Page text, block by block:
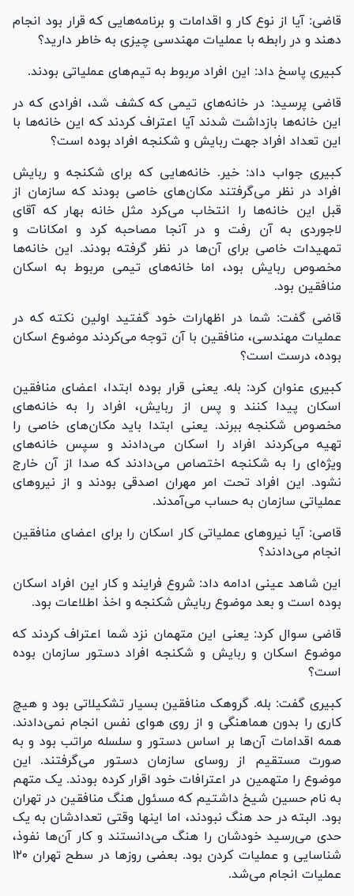
قاضی: آیا از نوع کار و اقدامات و برنامه‌هایی که قرار بود انجام
دهند و در رابطه با عملیات مهندسی چیزی به خاطر دارید؟
کبیری پاسخ داد: این افراد مربوط به تیم‌های عملیاتی بودند.
قاضی پرسید: در خانه‌های تیمی که کشف شد، افرادی که در
این خانه‌ها بازداشت شدند آیا اعتراف کردند که این خانه‌ها با
این تعداد افراد جهت ربایش و شکنجه افراد بوده است؟
کبیری جواب داد: خیر. خانه‌هایی که برای شکنجه و ربایش
افراد در نظر می‌گرفتند مکان‌های خاصی بودند که سازمان از
قبل این خانه‌ها را انتخاب می‌کرد مثل خانه بهار که آقای
لاجوردی به آن رفت و در آنجا مصاحبه کرد و امکانات و
تمهیدات خاصی برای آن‌ها در نظر گرفته بودند. این خانه‌ها
مخصوص ربایش بود، اما خانه‌های تیمی مربوط به اسکان
منافقین بود.
قاضی گفت: شما در اظهارات خود گفتید اولین نکته که در
عملیات مهندسی، منافقین با آن توجه می‌کردند موضوع اسکان
بوده، درست است؟
کبیری عنوان کرد: بله. یعنی قرار بوده ابتدا، اعضای منافقین
اسکان پیدا کنند و پس از ربایش، افراد را به خانه‌های
مخصوص شکنجه ببرند. یعنی ابتدا باید مکان‌های خاصی را
تهیه می‌کردند افراد را اسکان می‌دادند و سپس خانه‌های
ویژه‌ای را به شکنجه اختصاص می‌دادند که صدا از آن خارج
نشود. این افراد تحت امر مهران اصدقی بودند و از نیرو‌های
عملیاتی سازمان به حساب می‌آمدند.
قاصی: آیا نیرو‌های عملیاتی کار اسکان را برای اعضای منافقین
انجام می‌دادند؟
این شاهد عینی ادامه داد: شروع فرایند و کار این افراد اسکان
بوده است و بعد موضوع ربایش شکنجه و اخذ اطلاعات بود.
قاضی سوال کرد: یعنی این متهمان نزد شما اعتراف کردند که
موضوع اسکان و ربایش و شکنجه افراد دستور سازمان بوده
است؟
کبیری گفت: بله. گروهک منافقین بسیار تشکیلاتی بود و هیچ
کاری را بدون هماهنگی و از روی هوای نفس انجام نمی‌دادند.
همه اقدامات آن‌ها بر اساس دستور و سلسله مراتب بود و به
صورت مستقیم از روسای سازمان دستور می‌گرفتند. این
موضوع را متهمین در اعترافات خود اقرار کرده بودند. یک متهم
به نام حسین شیخ داشتیم که مسئول هنگ منافقین در تهران
بود. البته در حد هنگ نبودند، اما اینها وقتی تعدادشان به یک
حدی می‌رسید خودشان را هنگ می‌دانستند و کار آن‌ها نفوذ،
شناسایی و عملیات کردن بود. بعضی روز‌ها در سطح تهران ۱۲۰
عملیات انجام می‌شد.